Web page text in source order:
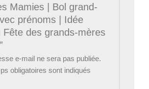
Mamies | Bol grand-
prénoms | Idée
Fête des grands-mères
e-mail ne sera pas publiée.
obligatoires sont indiqués